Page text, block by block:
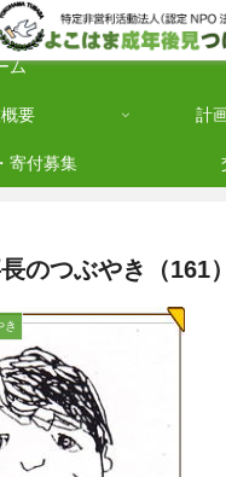
拠点に「法人後見」を多数手が
ム
要 計
寄付募集
のつぶやき（161
き